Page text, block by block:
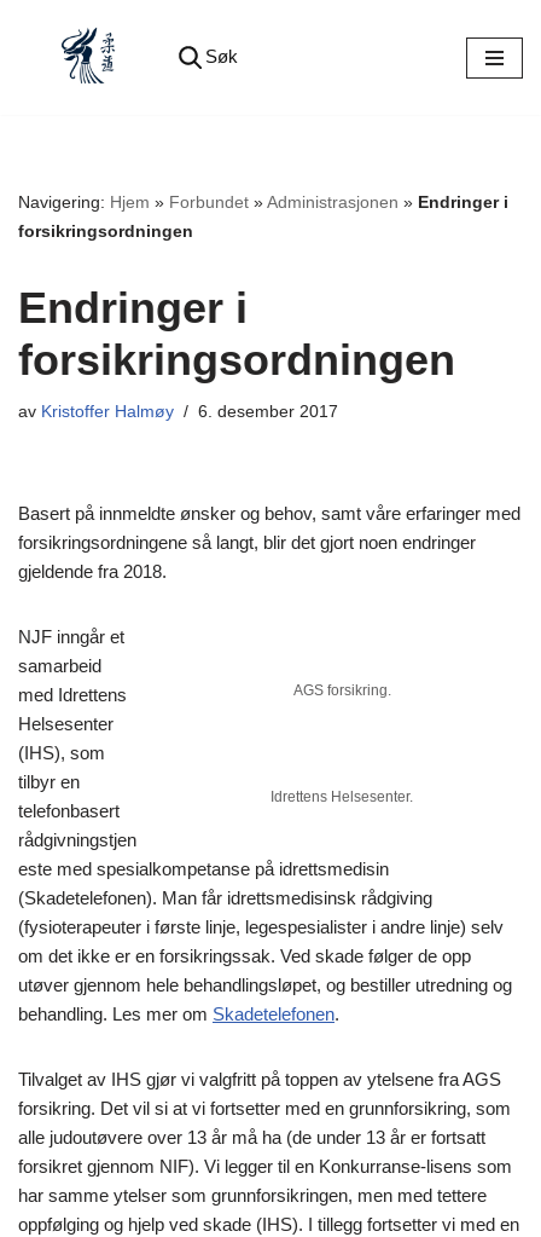
Søk
Navigering: Hjem » Forbundet »Administrasjonen » Endringer i
forsikringsordningen
Endringer i
forsikringsordningen
av Kristoffer Halmøy 6. desember 2017
Basert på innmeldte ønsker og behov, samt våre erfaringer med
forsikringsordningene så langt, blir det gjort noen endringer
gjeldende fra 2018.
AGS forsikring.
Idrettens Helsesenter.
NJF inngår et
samarbeid
med Idrettens
Helsesenter
(IHS), som
tilbyr en
telefonbasert
rådgivningstjen
este med spesialkompetanse på idrettsmedisin
(Skadetelefonen). Man får idrettsmedisinsk rådgiving
(fysioterapeuter i første linje, legespesialister i andre linje) selv
om det ikke er en forsikringssak. Ved skade følger de opp
utøver gjennom hele behandlingsløpet, og bestiller utredning og
behandling. Les mer om Skadetelefonen.
Tilvalget av IHS gjør vi valgfritt på toppen av ytelsene fra AGS
forsikring. Det vil si at vi fortsetter med en grunnforsikring, som
alle judoutøvere over 13 år må ha (de under 13 år er fortsatt
forsikret gjennom NIF). Vi legger til en Konkurranse-lisens som
har samme ytelser som grunnforsikringen, men med tettere
oppfølging og hjelp ved skade (IHS). I tillegg fortsetter vi med en